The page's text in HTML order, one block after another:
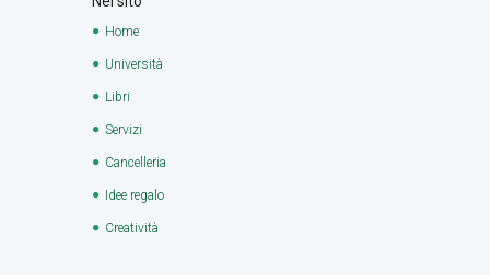
Home
Università
Libri
Servizi
Cancelleria
Idee regalo
Creatività